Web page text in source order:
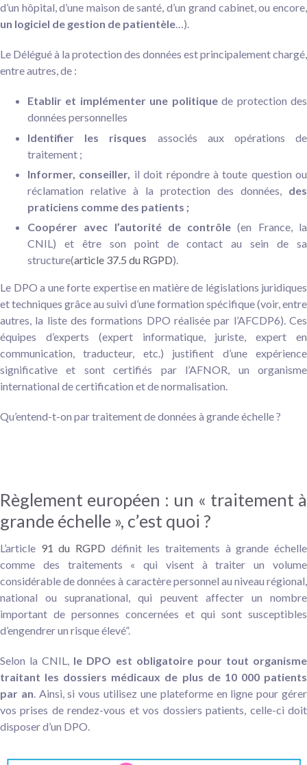
d’un hôpital, d’une maison de santé, d’un grand cabinet, ou encore,
un logiciel de gestion de patientèle…).
Le Délégué à la protection des données est principalement chargé,
entre autres, de :
Etablir et implémenter une politiquede protection des
données personnelles
Identifier les risques associés aux opérations de
traitement ;
Informer, conseiller, il doit répondre à toute question ou
réclamation relative à la protection des données, des
praticiens comme des patients ;
Coopérer avec l’autorité de contrôle(en France, la
CNIL) et être son point de contact au sein de sa
structure(article 37.5 du RGPD).
Le DPO a une forte expertise en matière de législations juridiques
et techniques grâce au suivi d’une formation spécifique (voir, entre
autres, la liste des formations DPO réalisée par l’AFCDP6). Ces
équipes d’experts (expert informatique, juriste, expert en
communication, traducteur, etc.) justifient d’une expérience
significative et sont certifiés par l’AFNOR, un organisme
international de certification et de normalisation.
Qu’entend-t-on par traitement de données à grande échelle ?
Règlement européen : un « traitement à
grande échelle », c’est quoi ?
L’article 91 du RGPD définit les traitements à grande échelle
comme des traitements « qui visent à traiter un volume
considérable de données à caractère personnel au niveau régional,
national ou supranational, qui peuvent affecter un nombre
important de personnes concernées et qui sont susceptibles
d’engendrer un risque élevé”.
Selon la CNIL, le DPO est obligatoire pour tout organisme
traitant les dossiers médicaux de plus de 10 000 patients
par an. Ainsi, si vous utilisez une plateforme en ligne pour gérer
vos prises de rendez-vous et vos dossiers patients, celle-ci doit
disposer d’un DPO.